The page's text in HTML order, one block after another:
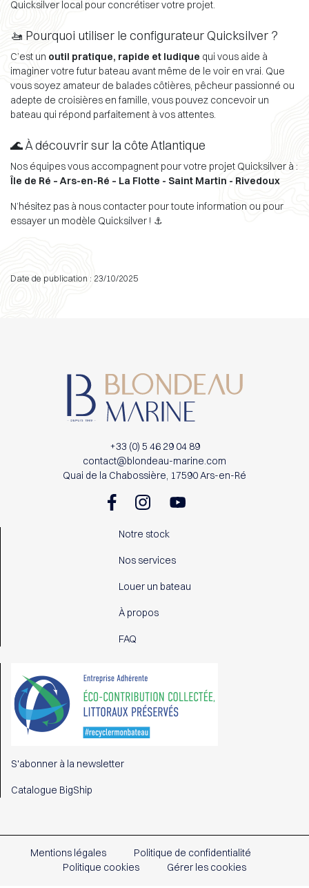
Quicksilver local pour concrétiser votre projet.
🚤 Pourquoi utiliser le configurateur Quicksilver ?
C’est un outil pratique, rapide et ludique qui vous aide à
imaginer votre futur bateau avant même de le voir en vrai. Que
vous soyez amateur de balades côtières, pêcheur passionné ou
adepte de croisières en famille, vous pouvez concevoir un
bateau qui répond parfaitement à vos attentes.
🌊 À découvrir sur la côte Atlantique
Nos équipes vous accompagnent pour votre projet Quicksilver à :
Île de Ré – Ars-en-Ré – La Flotte - Saint Martin - Rivedoux
N’hésitez pas à nous contacter pour toute information ou pour
essayer un modèle Quicksilver ! ⚓
Date de publication : 23/10/2025
+33 (0) 5 46 29 04 89
contact@blondeau-marine.com
Quai de la Chabossière, 17590 Ars-en-Ré
Notre stock
Nos services
Louer un bateau
À propos
FAQ
S'abonner à la newsletter
Catalogue BigShip
Mentions légales
Politique de confidentialité
Politique cookies
Gérer les cookies